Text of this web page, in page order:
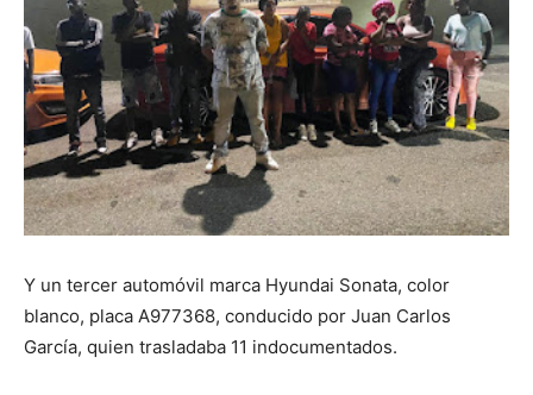
Y un tercer automóvil marca Hyundai Sonata, color
blanco, placa A977368, conducido por Juan Carlos
García, quien trasladaba 11 indocumentados.